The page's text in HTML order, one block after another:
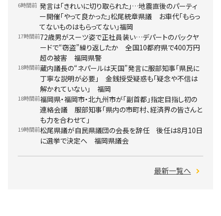
6時間前 発言は「きれいに切り取られた」…地震直後のパーティ
ー開催「やって良かった」松尾統章県議 お車代「もらっ
てないものはもらってない」福岡
17時間前72歳男がスーツ姿で正社員装い…デパートのバックヤ
ードで“窃盗”繰り返したか 全国10都府県で400万円
超の被害 福岡県警
18時間前蔵内議長の“ネパールは天国”発言に服部知事「県民に
丁寧な説明が必要」 金銭授受疑惑も「疑念や不信は
解かれていない」 福岡
18時間前福岡県・福岡市・北九州市が「副首都」指定目指し初の
連絡会議 服部知事「県内の市町村、経済界の皆さんと
も力を合わせて」
19時間前松尾県議が自民県議団の会長を辞任 後任は8月10日
に選挙で決定へ 福岡県議会
最新一覧へ